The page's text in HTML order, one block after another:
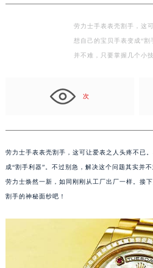
劳力士手表表壳割手，这
想自己的宝贝手表变成“割
并不难，只要掌握几个小
次
劳力士手表表壳割手，这可让爱表之人头疼不已
成“割手利器”。不过别急，解决这个问题其实并
劳力士焕然一新，如同刚刚从工厂出厂一样。接
割手的神秘面纱吧！